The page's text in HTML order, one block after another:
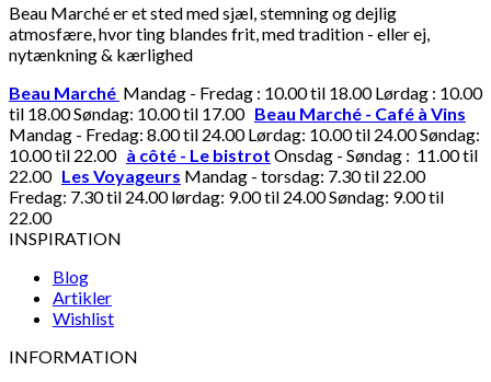
Beau Marché er et sted med sjæl, stemning og dejlig
atmosfære, hvor ting blandes frit, med tradition - eller ej,
nytænkning & kærlighed
Beau Marché Mandag - Fredag : 10.00 til 18.00 Lørdag : 10.00
til 18.00 Søndag: 10.00 til 17.00 Beau Marché - Café à Vins
Mandag - Fredag: 8.00 til 24.00 Lørdag: 10.00 til 24.00 Søndag:
10.00 til 22.00 à côté - Le bistrot Onsdag - Søndag : 11.00 til
22.00 Les Voyageurs Mandag - torsdag: 7.30 til 22.00
Fredag: 7.30 til 24.00 lørdag: 9.00 til 24.00 Søndag: 9.00 til
22.00
INSPIRATION
Blog
Artikler
Wishlist
INFORMATION